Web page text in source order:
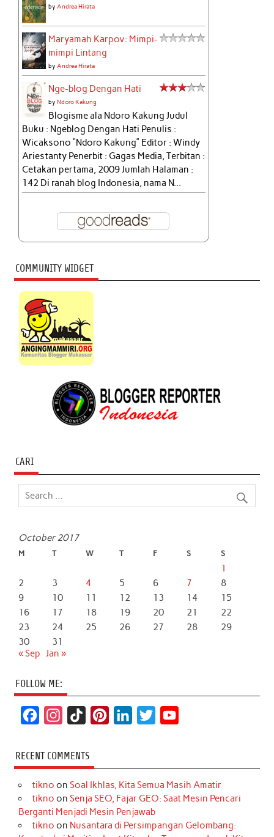
byAndrea Hirata
Maryamah Karpov: Mimpi-
mimpi Lintang
byAndrea Hirata
Nge-blog Dengan Hati
byNdoro Kakung
Blogisme ala Ndoro Kakung Judul
Buku : Ngeblog Dengan Hati Penulis :
Wicaksono “Ndoro Kakung” Editor : Windy
Ariestanty Penerbit : Gagas Media, Terbitan :
Cetakan pertama, 2009 Jumlah Halaman :
142 Di ranah blog Indonesia, nama N...
COMMUNITY WIDGET
CARI
October 2017
M T W T F S S
1
2
3 4 5 6 7
8
9
10 11 12 13 14
15
16
17 18 19 20 21
22
23
24 25 26 27 28
29
30
31
« Sep
Jan »
FOLLOW ME:
c
e
b
o
s
t
a
r
k
T
o
k
t
e
r
e
k
e
d
I
t
t
r
T
u
e
RECENT COMMENTS
tikno on Soal Ikhlas, Kita Semua Masih Amatir
tikno on Senja SEO, Fajar GEO: Saat Mesin Pencari
Berganti Menjadi Mesin Penjawab
tikno on Nusantara di Persimpangan Gelombang: